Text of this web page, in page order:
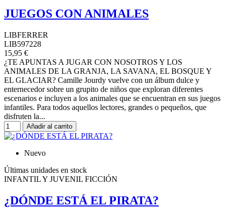
JUEGOS CON ANIMALES
LIBFERRER
LIB597228
15,95 €
¿TE APUNTAS A JUGAR CON NOSOTROS Y LOS
ANIMALES DE LA GRANJA, LA SAVANA, EL BOSQUE Y
EL GLACIAR? Camille Jourdy vuelve con un álbum dulce y
enternecedor sobre un grupito de niños que exploran diferentes
escenarios e incluyen a los animales que se encuentran en sus juegos
infantiles. Para todos aquellos lectores, grandes o pequeños, que
disfruten la...
Añadir al carrito
Nuevo
Últimas unidades en stock
INFANTIL Y JUVENIL FICCIÓN
¿DÓNDE ESTÁ EL PIRATA?